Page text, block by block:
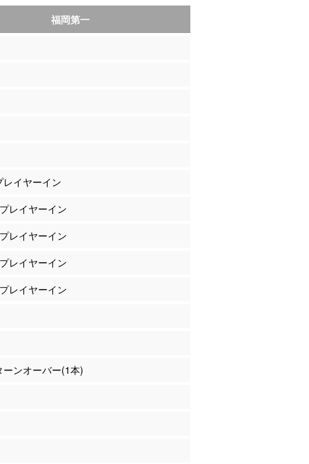
福岡第一
イヤーイン
レイヤーイン
レイヤーイン
レイヤーイン
レイヤーイン
ンオーバー(1本)